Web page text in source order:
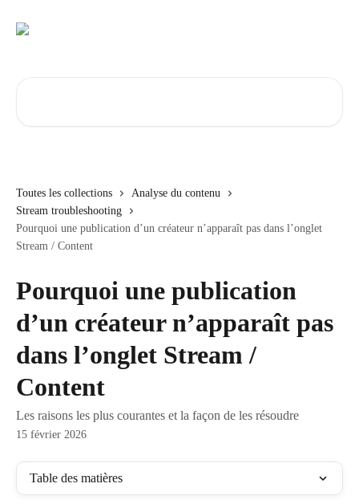
Toutes les collections
Analyse du contenu
Stream troubleshooting
Pourquoi une publication d’un créateur n’apparaît pas dans l’onglet
Stream / Content
Pourquoi une publication
d’un créateur n’apparaît pas
dans l’onglet Stream /
Content
Les raisons les plus courantes et la façon de les résoudre
15 février 2026
Table des matières